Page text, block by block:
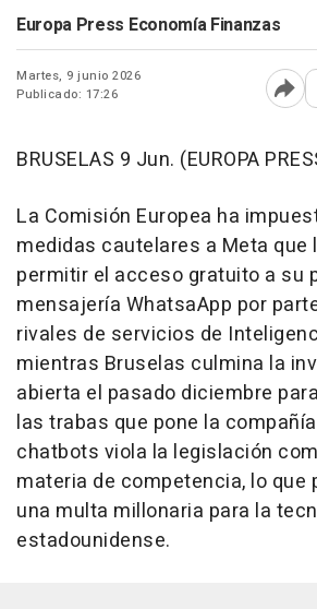
Europa Press Economía Finanzas
Martes, 9 junio 2026
Publicado: 17:26
BRUSELAS 9 Jun. (EUROPA
La Comisión Europea ha
medidas cautelares a Meta que
permitir el acceso gratuito a su
mensajería WhatsaApp por
rivales de servicios de
mientras Bruselas culmina la
abierta el pasado diciembre
las trabas que pone la
chatbots viola la legislación
materia de competencia, lo que
una multa millonaria para la
estadounidense.